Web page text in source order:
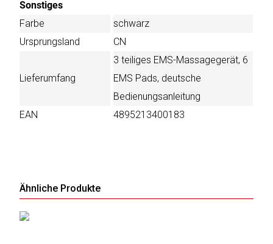
Sonstiges
Farbe
schwarz
Ursprungsland
CN
Lieferumfang
3 teiliges EMS-Massagegerät, 6
EMS Pads, deutsche
Bedienungsanleitung
EAN
4895213400183
Ähnliche Produkte